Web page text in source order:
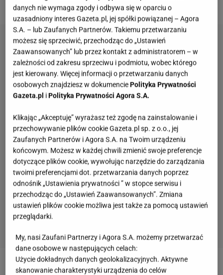
ROZWIĄŻ QUIZ
Szybki sprawdzian z języka polskiego.
Rozpoznasz lekturę po opisie?
danych nie wymaga zgody i odbywa się w oparciu o
uzasadniony interes Gazeta.pl, jej spółki powiązanej – Agora
S.A. – lub Zaufanych Partnerów. Takiemu przetwarzaniu
możesz się sprzeciwić, przechodząc do „Ustawień
Zaawansowanych” lub przez kontakt z administratorem – w
zależności od zakresu sprzeciwu i podmiotu, wobec którego
jest kierowany. Więcej informacji o przetwarzaniu danych
osobowych znajdziesz w dokumenciePolityka Prywatności
Gazeta.pl iPolityka Prywatności Agora S.A.
Klikając „Akceptuję” wyrażasz też zgodę na zainstalowanie i
przechowywanie plików cookie Gazeta.pl sp. z o.o., jej
Zaufanych Partnerów i Agora S.A. na Twoim urządzeniu
końcowym. Możesz w każdej chwili zmienić swoje preferencje
dotyczące plików cookie, wywołując narzędzie do zarządzania
twoimi preferencjami dot. przetwarzania danych poprzez
odnośnik „Ustawienia prywatności ” w stopce serwisu i
przechodząc do „Ustawień Zaawansowanych”. Zmiana
ustawień plików cookie możliwa jest także za pomocą ustawień
przeglądarki.
My, nasi Zaufani Partnerzy i Agora S.A. możemy przetwarzać
dane osobowe w następujących celach:
Użycie dokładnych danych geolokalizacyjnych. Aktywne
skanowanie charakterystyki urządzenia do celów